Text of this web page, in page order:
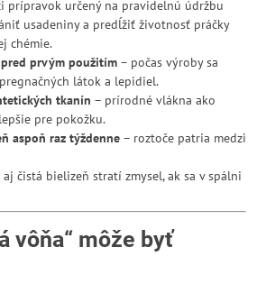
prípravok určený na pravidelnú údržbu
usadeniny a predĺžiť životnosť práčky
chémie.
prvým použitím – počas výroby sa
látok a lepidiel.
tkanín – prírodné vlákna ako
pre pokožku.
aspoň raz týždenne – roztoče patria medzi
aj čistá bielizeň stratí zmysel, ak sa v spálni
vôňa“ môže byť